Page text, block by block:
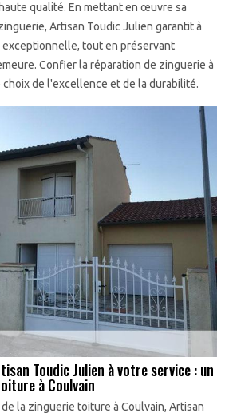
qualité. En mettant en œuvre sa
Artisan Toudic Julien garantit à
tout en préservant
Confier la réparation de zinguerie à
de l'excellence et de la durabilité.
Toudic Julien à votre service : un
à Coulvain
la zinguerie toiture à Coulvain, Artisan